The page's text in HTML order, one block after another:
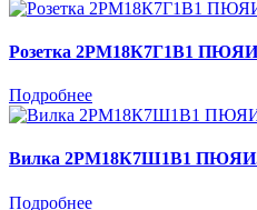
Розетка 2РМ18К7Г1В1
Подробнее
Вилка 2РМ18К7Ш1В1
Подробнее